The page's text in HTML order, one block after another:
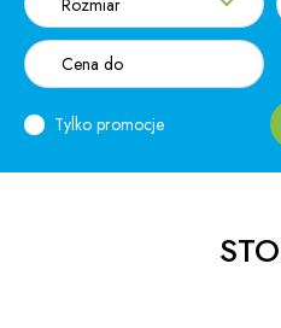
Rozmiar
Tylko promocje